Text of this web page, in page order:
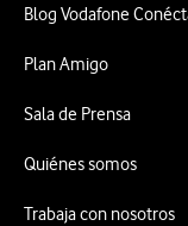
Blog Vodafone
Plan Amigo
Sala de Prensa
Quiénes somos
Trabaja con nosotros